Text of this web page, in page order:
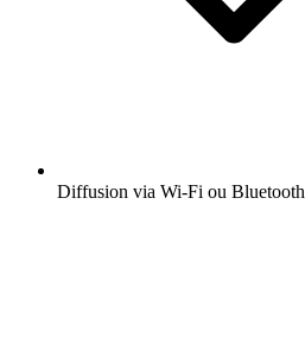
Diffusion via Wi-Fi ou Bluetooth